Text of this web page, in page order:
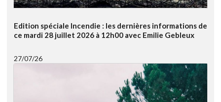
Edition spéciale Incendie : les dernières informations de
ce mardi 28 juillet 2026 à 12h00 avec Emilie Gebleux
27/07/26